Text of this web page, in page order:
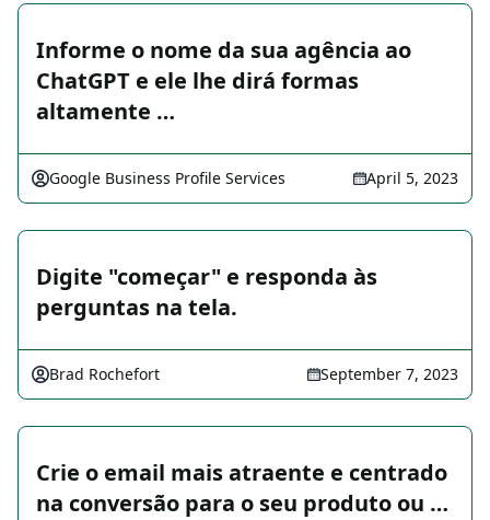
Informe o nome da sua agência ao
ChatGPT e ele lhe dirá formas
altamente …
Google Business Profile Services April 5, 2023
Digite "começar" e responda às
perguntas na tela.
Brad Rochefort September 7, 2023
Crie o email mais atraente e centrado
na conversão para o seu produto ou …